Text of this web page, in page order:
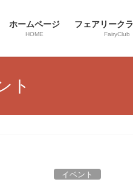
ホームページ
HOME
フェアリーク
FairyClub
ト
イベント